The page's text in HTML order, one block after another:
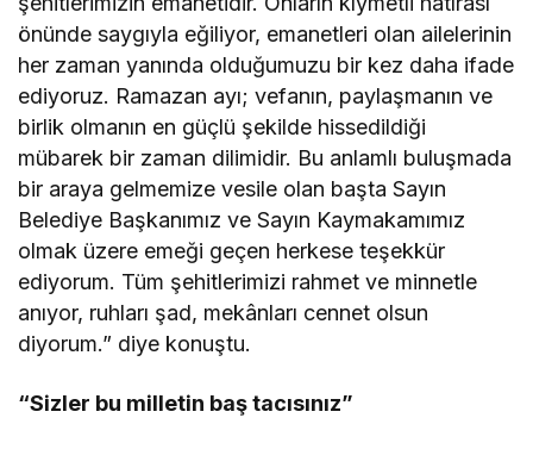
önünde saygıyla eğiliyor, emanetleri olan ailelerinin
her zaman yanında olduğumuzu bir kez daha ifade
ediyoruz. Ramazan ayı; vefanın, paylaşmanın ve
birlik olmanın en güçlü şekilde hissedildiği
mübarek bir zaman dilimidir. Bu anlamlı buluşmada
bir araya gelmemize vesile olan başta Sayın
Belediye Başkanımız ve Sayın Kaymakamımız
olmak üzere emeği geçen herkese teşekkür
ediyorum. Tüm şehitlerimizi rahmet ve minnetle
anıyor, ruhları şad, mekânları cennet olsun
diyorum.” diye konuştu.
“Sizler bu milletin baş tacısınız”